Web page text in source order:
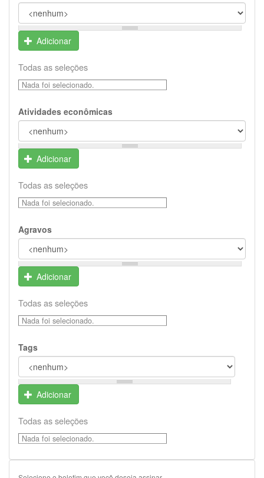
Adicionar
Todas as seleções
Nada foi selecionado.
Atividades econômicas
Adicionar
Todas as seleções
Nada foi selecionado.
Agravos
Adicionar
Todas as seleções
Nada foi selecionado.
Tags
Adicionar
Todas as seleções
Nada foi selecionado.